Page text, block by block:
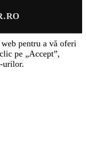
pentru a vă oferi
pe „Accept”,
urilor.